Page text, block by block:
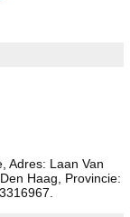
Adres: Laan Van
Haag, Provincie: